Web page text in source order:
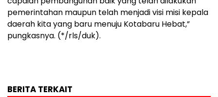
pemerintahan maupun telah menjadi visi misi kepala
daerah kita yang baru menuju Kotabaru Hebat,”
pungkasnya. (*/rls/duk).
BERITA TERKAIT